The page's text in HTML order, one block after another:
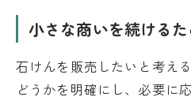
小さな商いを続ける
石けんを販売したいと考え
どうかを明確にし、必要に